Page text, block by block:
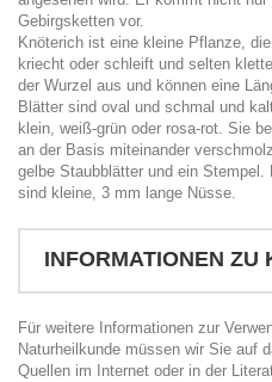
Gebirgsketten vor.
Knöterich ist eine kleine Pflanze,
kriecht oder schleift und selten
der Wurzel aus und können eine
Blätter sind oval und schmal und
klein, weiß-grün oder rosa-rot. Sie
an der Basis miteinander
gelbe Staubblätter und ein
sind kleine, 3 mm lange Nüsse.
INFORMATIONEN ZU
Für weitere Informationen zur
Naturheilkunde müssen wir Sie auf
Quellen im Internet oder in der